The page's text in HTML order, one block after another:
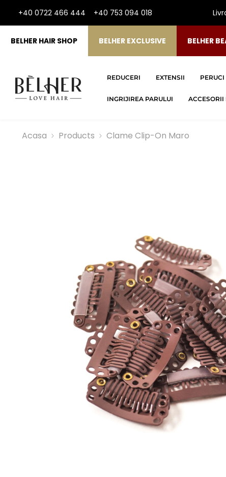
+40 0722 466 444 +40 753 094 018
BELHER HAIR SHOP BELHER EXCLUSIVE BELHER
REDUCERI EXTENSII PERUCI
INGRIJIREA PARULUI ACCESORII
Acasa Products Clame Clip-On Maro